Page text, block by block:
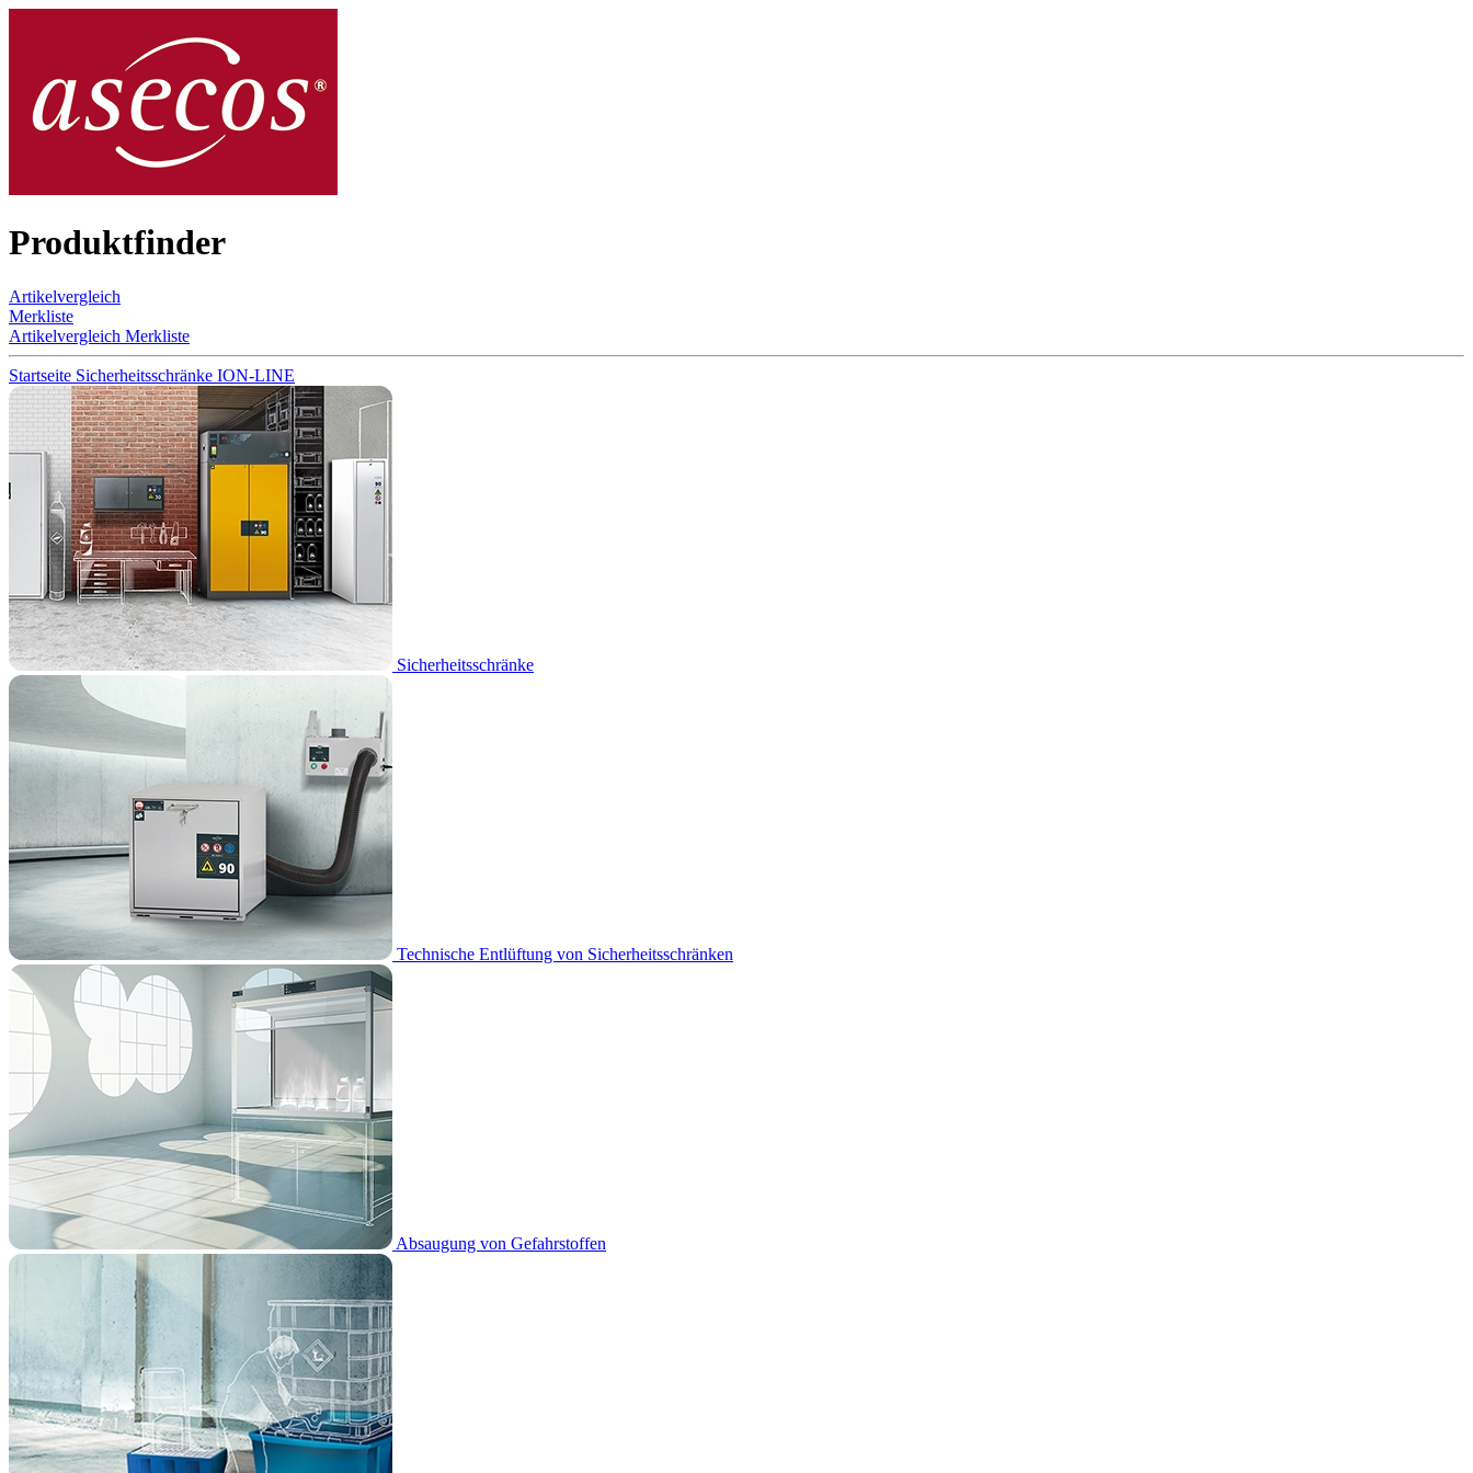
Produktfinder
Artikelvergleich
Merkliste
Artikelvergleich Merkliste
Startseite Sicherheitsschränke ION-LINE
Sicherheitsschränke
Technische Entlüftung von Sicherheitsschränken
Absaugung von Gefahrstoffen